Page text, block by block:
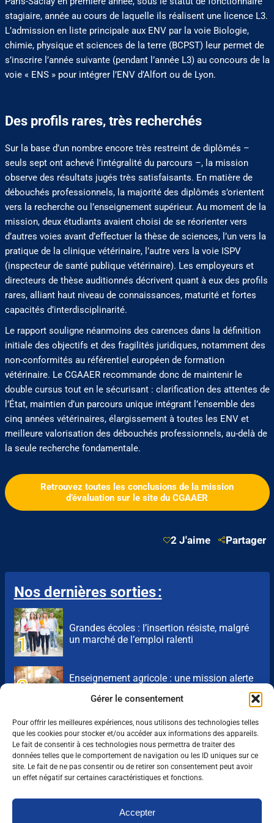
Gérer le consentement
Pour offrir les meilleures expériences, nous utilisons des technologies telles
que les cookies pour stocker et/ou accéder aux informations des appareils.
Le fait de consentir à ces technologies nous permettra de traiter des
données telles que le comportement de navigation ou les ID uniques sur ce
site. Le fait de ne pas consentir ou de retirer son consentement peut avoir
un effet négatif sur certaines caractéristiques et fonctions.
Accepter
stagiaire, année au cours de laquelle ils réalisent une licence L3.
L’admission en liste principale aux ENV par la voie Biologie,
chimie, physique et sciences de la terre (BCPST) leur permet de
s’inscrire l’année suivante (pendant l’année L3) au concours de la
voie « ENS » pour intégrer l’ENV d’Alfort ou de Lyon.
Des profils rares, très recherchés
Sur la base d’un nombre encore très restreint de diplômés –
seuls sept ont achevé l’intégralité du parcours –, la mission
observe des résultats jugés très satisfaisants. En matière de
débouchés professionnels, la majorité des diplômés s’orientent
vers la recherche ou l’enseignement supérieur. Au moment de la
mission, deux étudiants avaient choisi de se réorienter vers
d’autres voies avant d’effectuer la thèse de sciences, l’un vers la
pratique de la clinique vétérinaire, l’autre vers la voie ISPV
(inspecteur de santé publique vétérinaire). Les employeurs et
directeurs de thèse auditionnés décrivent quant à eux des profils
rares, alliant haut niveau de connaissances, maturité et fortes
capacités d’interdisciplinarité.
Le rapport souligne néanmoins des carences dans la définition
initiale des objectifs et des fragilités juridiques, notamment des
non-conformités au référentiel européen de formation
vétérinaire. Le CGAAER recommande donc de maintenir le
double cursus tout en le sécurisant : clarification des attentes de
l’État, maintien d’un parcours unique intégrant l’ensemble des
cinq années vétérinaires, élargissement à toutes les ENV et
meilleure valorisation des débouchés professionnels, au-delà de
la seule recherche fondamentale.
Retrouvez toutes les conclusions de la mission
d’évaluation sur le site du CGAAER
2 J'aime Partager
Nos dernières sorties :
Grandes écoles : l’insertion résiste, malgré
un marché de l’emploi ralenti
Enseignement agricole : une mission alerte
VAE : un levier encore sous-exploité pour
répondre aux besoins de l’agriculture
Une IA métier au service des conseillers
d’Auraïa